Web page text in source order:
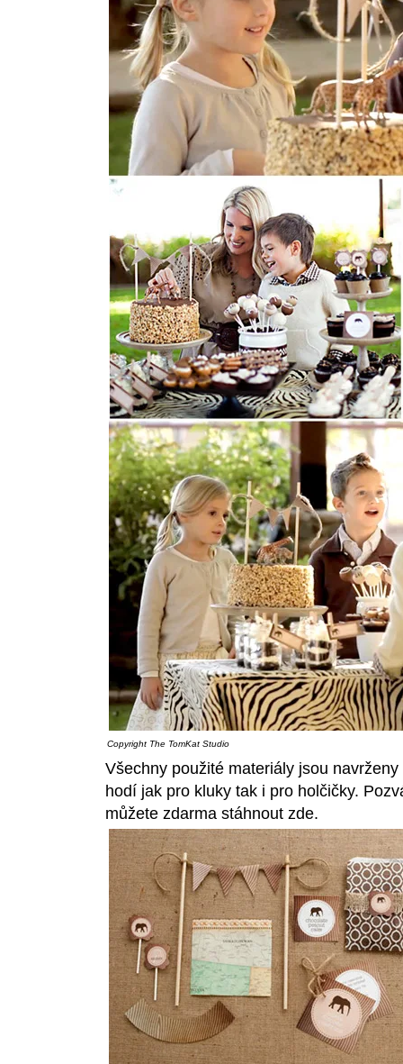
Copyright The TomKat Studio
Všechny použité materiály jsou
hodí jak pro kluky tak i pro holčičky.
můžete zdarma stáhnout zde.